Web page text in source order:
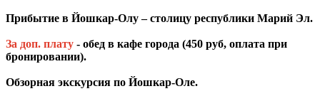
Прибытие в Йошкар-Олу – столицу республики Марий Эл.
За доп. плату - обед в кафе города (450 руб, оплата при
бронировании).
Обзорная экскурсия по Йошкар-Оле.